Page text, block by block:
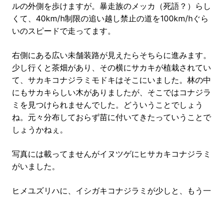
ルの外側を歩けますが。暴走族のメッカ（死語？）らし
くて、40km/h制限の追い越し禁止の道を100km/hぐら
いのスピードで走ってます。
右側にある広い未舗装路が見えたらそちらに進みます。
少し行くと茶畑があり、その横にサカキが植栽されてい
て、サカキコナジラミモドキはそこにいました。林の中
にもサカキらしい木がありましたが、そこではコナジラ
ミを見つけられませんでした。どういうことでしょう
ね。元々分布しておらず苗に付いてきたっていうことで
しょうかねぇ。
写真には載ってませんがイヌツゲにヒサカキコナジラミ
がいました。
ヒメユズリハに、イシガキコナジラミが少しと、もう一